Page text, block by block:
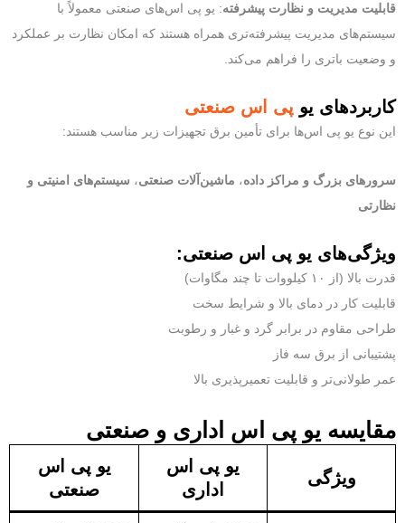
قابلیت مدیریت و نظارت پیشرفته: یو پی اس‌های صنعتی معمولاً با
سیستم‌های مدیریت پیشرفته‌تری همراه هستند که امکان نظارت بر عملکرد
و وضعیت باتری را فراهم می‌کند.
کاربردهای یو پی اس صنعتی
این نوع یو پی اس‌ها برای تأمین برق تجهیزات زیر مناسب هستند:
سرورهای بزرگ و مراکز داده، ماشین‌آلات صنعتی، سیستم‌های امنیتی و
نظارتی
ویژگی‌های یو پی اس صنعتی:
قدرت بالا (از ۱۰ کیلووات تا چند مگاوات)
قابلیت کار در دمای بالا و شرایط سخت
طراحی مقاوم در برابر گرد و غبار و رطوبت
پشتیبانی از برق سه فاز
عمر طولانی‌تر و قابلیت تعمیرپذیری بالا
مقایسه یو پی اس اداری و صنعتی
ویژگی
یو پی اس
اداری
یو پی اس
صنعتی